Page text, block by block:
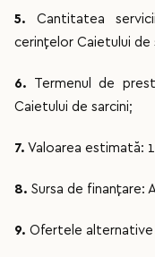
5. Cantitatea
cerințelor Caietului de
6. Termenul de
Caietului de sarcini;
7. Valoarea estimată:
8. Sursa de finanţare:
9. Ofertele alternative